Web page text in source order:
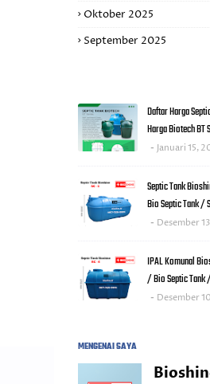
Oktober 2025
September 2025
Daftar Harga
Harga Biotech BT
Januari 15,
Septic Tank
Bio Septic Tank /
Desember
IPAL Komunal
/ Bio Septic Tank
Desember
MENGENAI SAYA